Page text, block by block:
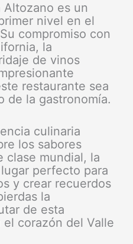
Altozano es un
nivel en el
compromiso con
la
de vinos
restaurante sea
de la gastronomía.
culinaria
los sabores
clase mundial, la
perfecto para
y crear recuerdos
la
de esta
corazón del Valle